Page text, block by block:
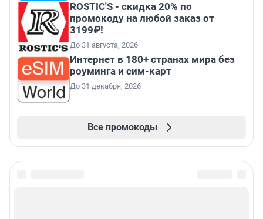
ROSTIC'S - скидка 20% по
промокоду на любой заказ от
3199₽!
До 31 августа, 2026
Интернет в 180+ странах мира без
роуминга и сим-карт
До 31 декабря, 2026
Все промокоды